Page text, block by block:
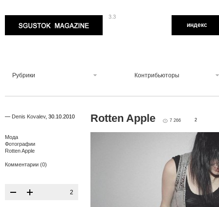
3.3
индекс
Рубрики Контрибьюторы
— Denis Kovalev, 30.10.2010
Мода
Фотографии
Rotten Apple
Комментарии (0)
2
Rotten Apple 7 266 2